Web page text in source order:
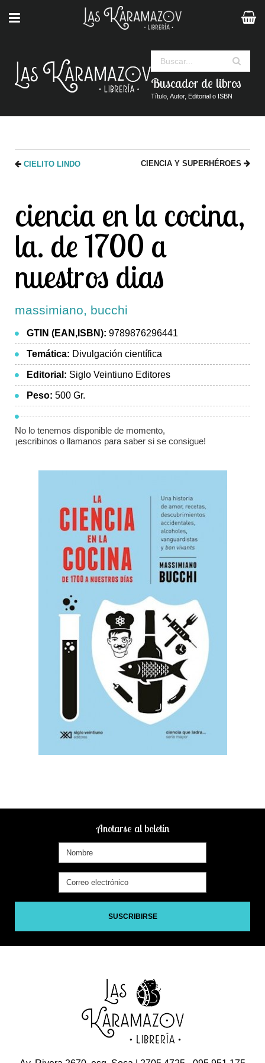
Buscador de libros
Título, Autor, Editorial o ISBN
CIELITO LINDO CIENCIA Y SUPERHÉROES
ciencia en la cocina,
la. de 1700 a
nuestros dias
massimiano, bucchi
GTIN (EAN,ISBN): 9789876296441
Temática: Divulgación científica
Editorial: Siglo Veintiuno Editores
Peso: 500 Gr.
No lo tenemos disponible de momento,
¡escribinos o llamanos para saber si se consigue!
Anotarse al boletín
SUSCRIBIRSE